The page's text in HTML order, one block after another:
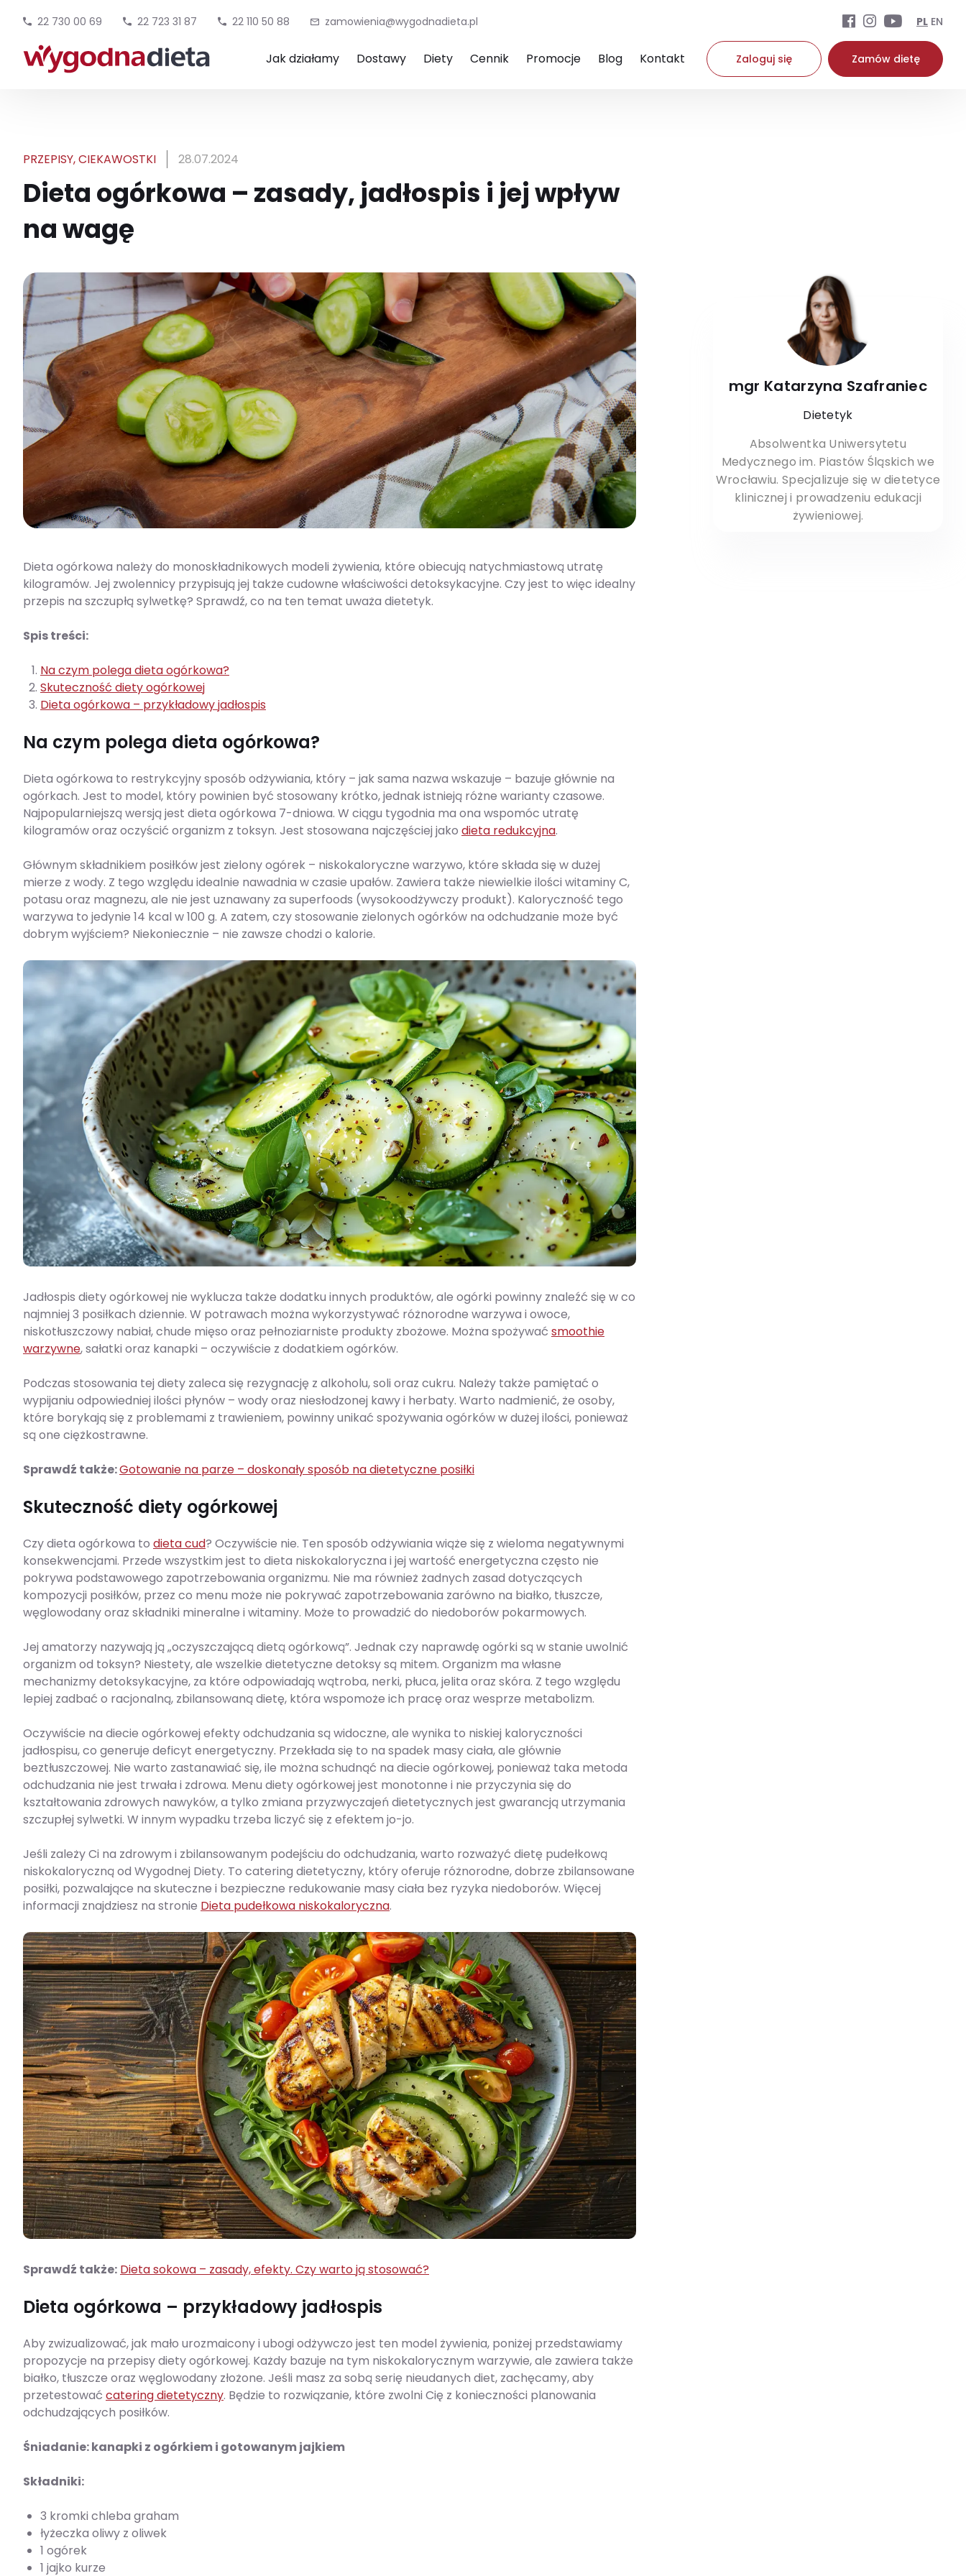
22 730 00 69 22 723 31 87 22 110 50 88 zamowienia@wygodnadieta.pl PL EN
Jak działamy Dostawy Diety Cennik Promocje Blog Kontakt Zaloguj się Zamów dietę
PRZEPISY,CIEKAWOSTKI 28.07.2024
Dieta ogórkowa – zasady, jadłospis i jej wpływ
na wagę
mgr Katarzyna Szafraniec
Dietetyk
Absolwentka Uniwersytetu
Medycznego im. Piastów Śląskich we
Wrocławiu. Specjalizuje się w dietetyce
klinicznej i prowadzeniu edukacji
żywieniowej.
Dieta ogórkowa należy do monoskładnikowych modeli żywienia, które obiecują natychmiastową utratę
kilogramów. Jej zwolennicy przypisują jej także cudowne właściwości detoksykacyjne. Czy jest to więc idealny
przepis na szczupłą sylwetkę? Sprawdź, co na ten temat uważa dietetyk.
Spis treści:
Na czym polega dieta ogórkowa?
Skuteczność diety ogórkowej
Dieta ogórkowa – przykładowy jadłospis
Na czym polega dieta ogórkowa?
Dieta ogórkowa to restrykcyjny sposób odżywiania, który – jak sama nazwa wskazuje – bazuje głównie na
ogórkach. Jest to model, który powinien być stosowany krótko, jednak istnieją różne warianty czasowe.
Najpopularniejszą wersją jest dieta ogórkowa 7-dniowa. W ciągu tygodnia ma ona wspomóc utratę
kilogramów oraz oczyścić organizm z toksyn. Jest stosowana najczęściej jako dieta redukcyjna.
Głównym składnikiem posiłków jest zielony ogórek – niskokaloryczne warzywo, które składa się w dużej
mierze z wody. Z tego względu idealnie nawadnia w czasie upałów. Zawiera także niewielkie ilości witaminy C,
potasu oraz magnezu, ale nie jest uznawany za superfoods (wysokoodżywczy produkt). Kaloryczność tego
warzywa to jedynie 14 kcal w 100 g. A zatem, czy stosowanie zielonych ogórków na odchudzanie może być
dobrym wyjściem? Niekoniecznie – nie zawsze chodzi o kalorie.
Jadłospis diety ogórkowej nie wyklucza także dodatku innych produktów, ale ogórki powinny znaleźć się w co
najmniej 3 posiłkach dziennie. W potrawach można wykorzystywać różnorodne warzywa i owoce,
niskotłuszczowy nabiał, chude mięso oraz pełnoziarniste produkty zbożowe. Można spożywać smoothie
warzywne, sałatki oraz kanapki – oczywiście z dodatkiem ogórków.
Podczas stosowania tej diety zaleca się rezygnację z alkoholu, soli oraz cukru. Należy także pamiętać o
wypijaniu odpowiedniej ilości płynów – wody oraz niesłodzonej kawy i herbaty. Warto nadmienić, że osoby,
które borykają się z problemami z trawieniem, powinny unikać spożywania ogórków w dużej ilości, ponieważ
są one ciężkostrawne.
Sprawdź także:Gotowanie na parze – doskonały sposób na dietetyczne posiłki
Skuteczność diety ogórkowej
Czy dieta ogórkowa to dieta cud? Oczywiście nie. Ten sposób odżywiania wiąże się z wieloma negatywnymi
konsekwencjami. Przede wszystkim jest to dieta niskokaloryczna i jej wartość energetyczna często nie
pokrywa podstawowego zapotrzebowania organizmu. Nie ma również żadnych zasad dotyczących
kompozycji posiłków, przez co menu może nie pokrywać zapotrzebowania zarówno na białko, tłuszcze,
węglowodany oraz składniki mineralne i witaminy. Może to prowadzić do niedoborów pokarmowych.
Jej amatorzy nazywają ją „oczyszczającą dietą ogórkową”. Jednak czy naprawdę ogórki są w stanie uwolnić
organizm od toksyn? Niestety, ale wszelkie dietetyczne detoksy są mitem. Organizm ma własne
mechanizmy detoksykacyjne, za które odpowiadają wątroba, nerki, płuca, jelita oraz skóra. Z tego względu
lepiej zadbać o racjonalną, zbilansowaną dietę, która wspomoże ich pracę oraz wesprze metabolizm.
Oczywiście na diecie ogórkowej efekty odchudzania są widoczne, ale wynika to niskiej kaloryczności
jadłospisu, co generuje deficyt energetyczny. Przekłada się to na spadek masy ciała, ale głównie
beztłuszczowej. Nie warto zastanawiać się, ile można schudnąć na diecie ogórkowej, ponieważ taka metoda
odchudzania nie jest trwała i zdrowa. Menu diety ogórkowej jest monotonne i nie przyczynia się do
kształtowania zdrowych nawyków, a tylko zmiana przyzwyczajeń dietetycznych jest gwarancją utrzymania
szczupłej sylwetki. W innym wypadku trzeba liczyć się z efektem jo-jo.
Jeśli zależy Ci na zdrowym i zbilansowanym podejściu do odchudzania, warto rozważyć dietę pudełkową
niskokaloryczną od Wygodnej Diety. To catering dietetyczny, który oferuje różnorodne, dobrze zbilansowane
posiłki, pozwalające na skuteczne i bezpieczne redukowanie masy ciała bez ryzyka niedoborów. Więcej
informacji znajdziesz na stronie Dieta pudełkowa niskokaloryczna.
Sprawdź także: Dieta sokowa – zasady, efekty. Czy warto ją stosować?
Dieta ogórkowa – przykładowy jadłospis
Aby zwizualizować, jak mało urozmaicony i ubogi odżywczo jest ten model żywienia, poniżej przedstawiamy
propozycje na przepisy diety ogórkowej. Każdy bazuje na tym niskokalorycznym warzywie, ale zawiera także
białko, tłuszcze oraz węglowodany złożone. Jeśli masz za sobą serię nieudanych diet, zachęcamy, aby
przetestować catering dietetyczny. Będzie to rozwiązanie, które zwolni Cię z konieczności planowania
odchudzających posiłków.
Śniadanie:kanapki z ogórkiemi gotowanym jajkiem
Składniki:
3 kromki chleba graham
łyżeczka oliwy z oliwek
1 ogórek
1 jajko kurze